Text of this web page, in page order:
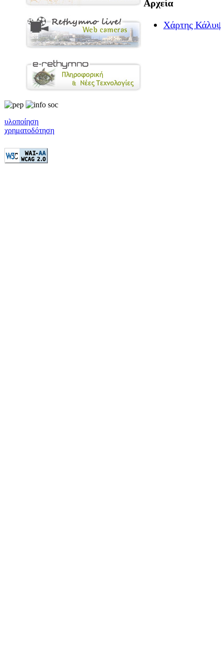
υλοποίηση
χρηματοδότηση
Αρχεία
Χάρτης